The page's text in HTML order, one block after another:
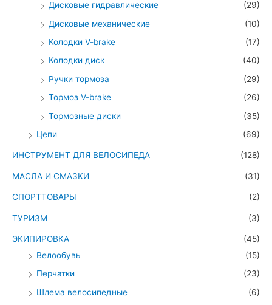
Дисковые гидравлические
(29)
Дисковые механические
(10)
Колодки V-brake
(17)
Колодки диск
(40)
Ручки тормоза
(29)
Тормоз V-brake
(26)
Тормозные диски
(35)
Цепи
(69)
ИНСТРУМЕНТ ДЛЯ ВЕЛОСИПЕДА (128)
МАСЛА И СМАЗКИ (31)
СПОРТТОВАРЫ (2)
ТУРИЗМ (3)
ЭКИПИРОВКА
(45)
Велообувь
(15)
Перчатки
(23)
Шлема велосипедные
(6)